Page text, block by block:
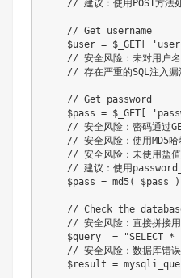
// 建议：使用POST方法
// Get username
$user = $_GET [
// 安全风险：未对用户名
// 存在严重的SQL注入漏
// Get password
$pass = $_GET [
// 安全风险：密码通过
// 安全风险：使用MD5哈
// 安全风险：未使用盐值
// 建议：使用
$pass = md5( $pass )
// Check the
// 安全风险：直接拼接用
$query
= "SELECT *
// 安全风险：数据库错误
$result =